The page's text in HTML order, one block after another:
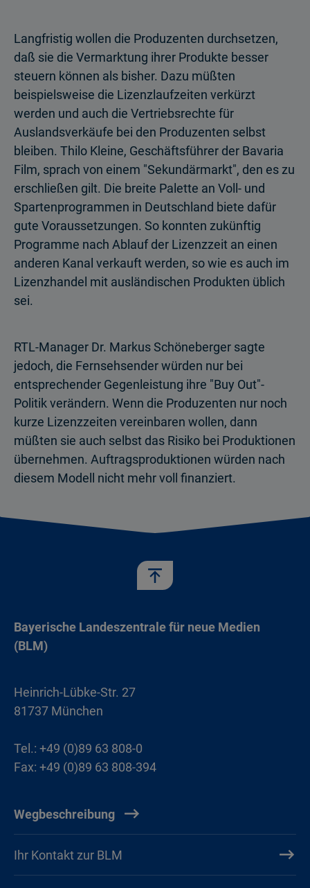
Langfristig wollen die Produzenten durchsetzen,
daß sie die Vermarktung ihrer Produkte besser
steuern können als bisher. Dazu müßten
beispielsweise die Lizenzlaufzeiten verkürzt
werden und auch die Vertriebsrechte für
Auslandsverkäufe bei den Produzenten selbst
bleiben. Thilo Kleine, Geschäftsführer der Bavaria
Film, sprach von einem "Sekundärmarkt", den es zu
erschließen gilt. Die breite Palette an Voll- und
Spartenprogrammen in Deutschland biete dafür
gute Voraussetzungen. So konnten zukünftig
Programme nach Ablauf der Lizenzzeit an einen
anderen Kanal verkauft werden, so wie es auch im
Lizenzhandel mit ausländischen Produkten üblich
sei.
RTL-Manager Dr. Markus Schöneberger sagte
jedoch, die Fernsehsender würden nur bei
entsprechender Gegenleistung ihre "Buy Out"-
Politik verändern. Wenn die Produzenten nur noch
kurze Lizenzzeiten vereinbaren wollen, dann
müßten sie auch selbst das Risiko bei Produktionen
übernehmen. Auftragsproduktionen würden nach
diesem Modell nicht mehr voll finanziert.
Bayerische Landeszentrale für neue Medien
(BLM)
Heinrich-Lübke-Str. 27
81737 München
Tel.: +49 (0)89 63 808-0
Fax: +49 (0)89 63 808-394
Wegbeschreibung
Ihr Kontakt zur BLM